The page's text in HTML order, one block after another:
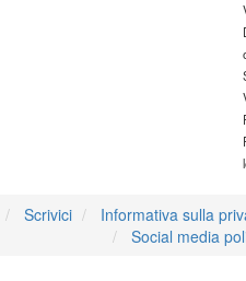
Scrivici
Informativa sulla
Social media